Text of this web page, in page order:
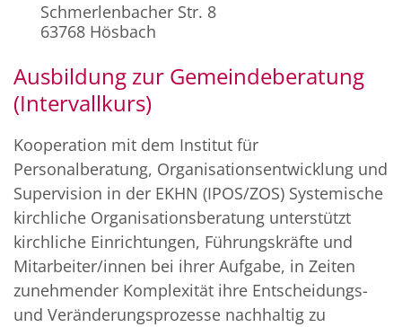
Schmerlenbacher Str. 8
63768 Hösbach
Ausbildung zur Gemeindeberatung
(Intervallkurs)
Kooperation mit dem Institut für
Personalberatung, Organisationsentwicklung und
Supervision in der EKHN (IPOS/ZOS) Systemische
kirchliche Organisationsberatung unterstützt
kirchliche Einrichtungen, Führungskräfte und
Mitarbeiter/innen bei ihrer Aufgabe, in Zeiten
zunehmender Komplexität ihre Entscheidungs-
und Veränderungsprozesse nachhaltig zu